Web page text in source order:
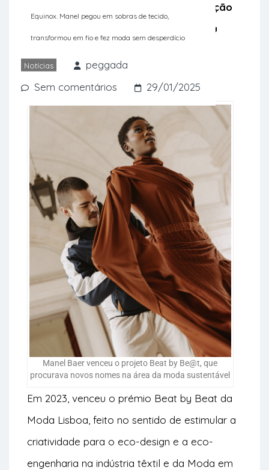
Equinox. Manel pegou em sobras de tecido,
transformou em fio e fez moda sem desperdício
Notícias
peggada
Sem comentários
29/01/2025
Manel Baer lançou Equinox, uma coleção
feita de desperdício têxtil e convidou
produtos naturais.
Manel Baer venceu o projeto Beat by Be@t, que
procurava novos nomes na área da moda sustentável
Em 2023, venceu o prémio Beat by Beat da
Moda Lisboa, feito no sentido de estimular a
criatividade para o eco-design e a eco-
engenharia na indústria têxtil e da Moda em